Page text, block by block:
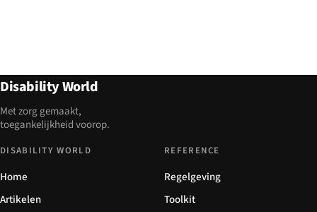
Disability World
Met zorg gemaakt,
toegankelijkheid voorop.
DISABILITY WORLD
Home
Artikelen
REFERENCE
Regelgeving
Toolkit